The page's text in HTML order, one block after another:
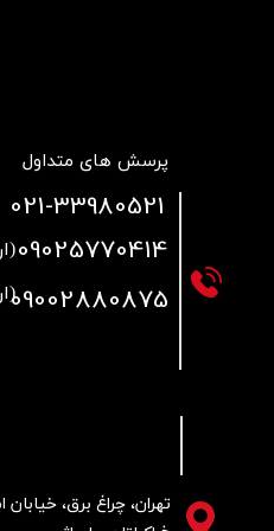
تهران، چراغ برق،
پرسش های متداول
021-33980521
09025770414
09002880875